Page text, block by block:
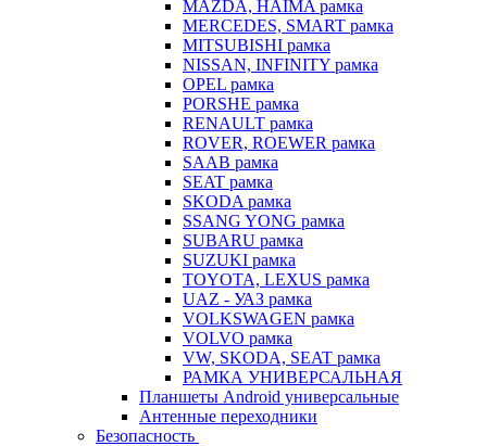
MAZDA, HAIMA рамка
MERCEDES, SMART рамка
MITSUBISHI рамка
NISSAN, INFINITY рамка
OPEL рамка
PORSHE рамка
RENAULT рамка
ROVER, ROEWER рамка
SAAB рамка
SEAT рамка
SKODA рамка
SSANG YONG рамка
SUBARU рамка
SUZUKI рамка
TOYOTA, LEXUS рамка
UAZ - УАЗ рамка
VOLKSWAGEN рамка
VOLVO рамка
VW, SKODA, SEAT рамка
РАМКА УНИВЕРСАЛЬНАЯ
Планшеты Android универсальные
Антенные переходники
Безопасность